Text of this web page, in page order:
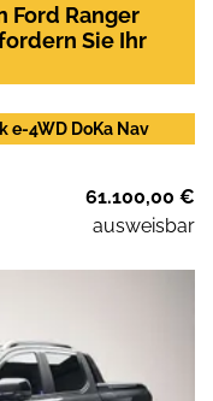
Ford Ranger
Sie Ihr
e-4WD DoKa Nav
61.100,00 €
ausweisbar